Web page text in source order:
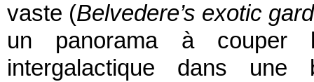
vaste (Belvedere’s exotic
un panorama à
intergalactique dans